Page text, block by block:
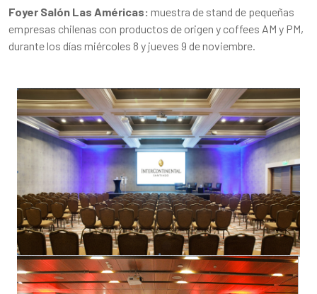
Foyer Salón Las Américas: muestra de stand de pequeñas
empresas chilenas con productos de origen y coffees AM y PM,
durante los días miércoles 8 y jueves 9 de noviembre.